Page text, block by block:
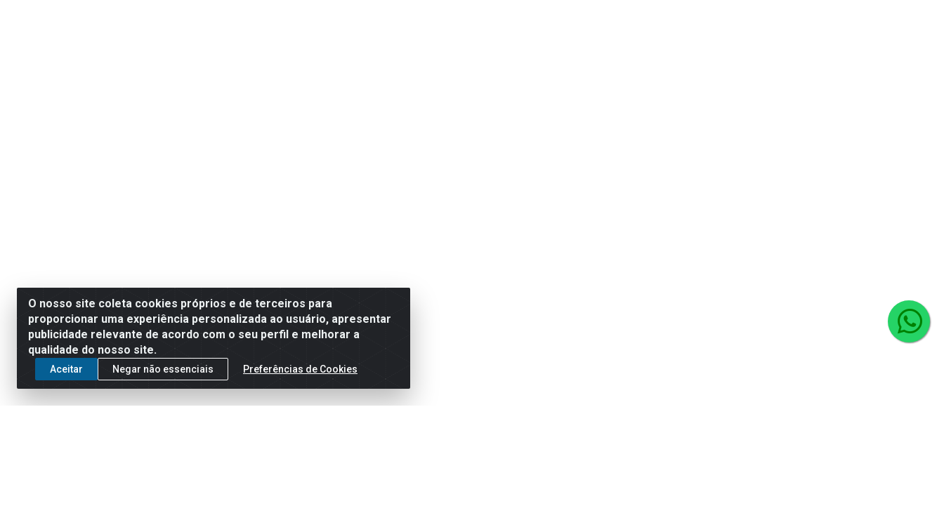
O nosso site coleta cookies próprios e de terceiros para
proporcionar uma experiência personalizada ao usuário, apresentar
publicidade relevante de acordo com o seu perfil e melhorar a
qualidade do nosso site.
Aceitar Negar não essenciais Preferências de Cookies